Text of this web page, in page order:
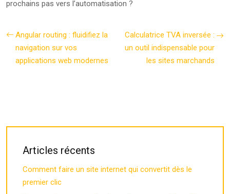
prochains pas vers l’automatisation ?
Angular routing : fluidifiez la
navigation sur vos
applications web modernes
Calculatrice TVA inversée :
un outil indispensable pour
les sites marchands
Articles récents
Comment faire un site internet qui convertit dès le
premier clic